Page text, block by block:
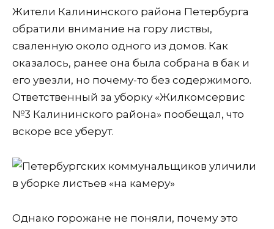
Жители Калининского района Петербурга
обратили внимание на гору листвы,
сваленную около одного из домов. Как
оказалось, ранее она была собрана в бак и
его увезли, но почему-то без содержимого.
Ответственный за уборку «Жилкомсервис
№3 Калининского района» пообещал, что
вскоре все уберут.
Однако горожане не поняли, почему это